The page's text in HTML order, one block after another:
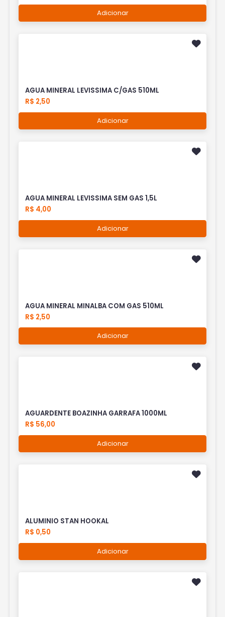
Adicionar
AGUA MINERAL LEVISSIMA C/GAS 510ML
R$ 2,50
Adicionar
AGUA MINERAL LEVISSIMA SEM GAS 1,5L
R$ 4,00
Adicionar
AGUA MINERAL MINALBA COM GAS 510ML
R$ 2,50
Adicionar
AGUARDENTE BOAZINHA GARRAFA 1000ML
R$ 56,00
Adicionar
ALUMINIO STAN HOOKAL
R$ 0,50
Adicionar